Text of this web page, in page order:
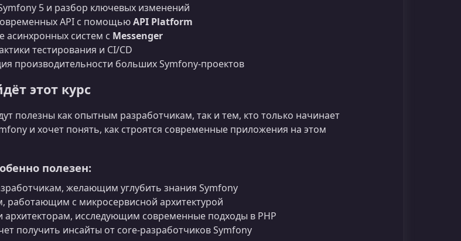
5 и разбор ключевых изменений
API с помощьюAPI Platform
асинхронных систем с Messenger
тестирования и CI/CD
производительности больших Symfony‑проектов
этот курс
полезны как опытным разработчикам, так и тем, кто только начинает
и хочет понять, как строятся современные приложения на этом
полезен:
желающим углубить знания Symfony
работающим с микросервисной архитектурой
архитекторам, исследующим современные подходы в PHP
получить инсайты от core‑разработчиков Symfony